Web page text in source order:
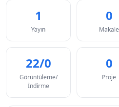
1
Yayın
0
Makale
22/0
Görüntüleme/
İndirme
0
Proje